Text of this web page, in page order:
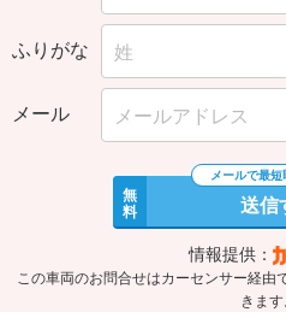
ふりがな
メール
無
料 送信
情報提供：
この車両のお問合せはカーセンサー経
きます